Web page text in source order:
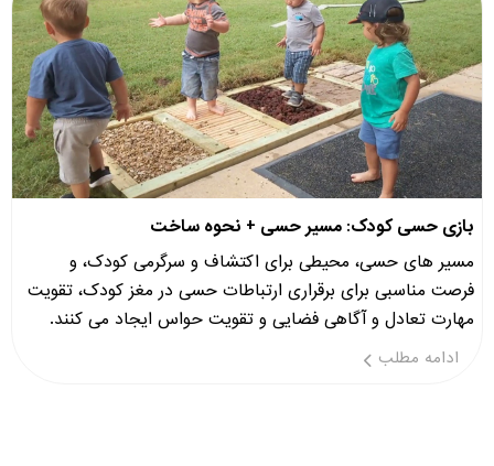
بازی حسی کودک: مسیر حسی + نحوه ساخت
مسیر های حسی، محیطی برای اکتشاف و سرگرمی کودک، و
فرصت مناسبی برای برقراری ارتباطات حسی در مغز کودک، تقویت
مهارت تعادل و آگاهی فضایی و تقویت حواس ایجاد می کنند.
ادامه مطلب